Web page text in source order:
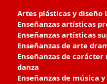
Artes plásticas y diseño
Enseñanzas artísticas
Enseñanzas artísticas
Enseñanzas de arte
Enseñanzas de
danza
Enseñanzas de música y